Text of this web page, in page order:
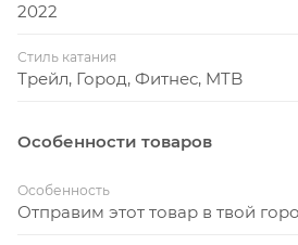
К байку можно крепить
велосипеда с детским
крепёж для багажника,
2022
Стиль катания
Трейл, Город, Фитнес, MTB
Особенности товаров
Особенность
Отправим этот товар в твой